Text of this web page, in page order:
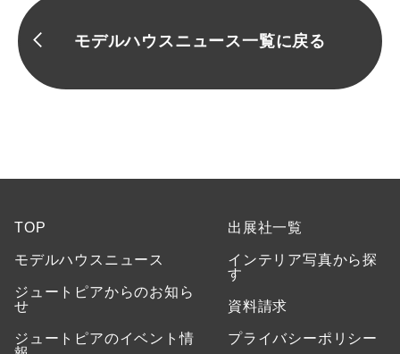
モデルハウスニュース一覧に戻る
TOP
モデルハウスニュース
ジュートピアからのお知ら
せ
ジュートピアのイベント情
出展社一覧
インテリア写真から探
す
資料請求
プライバシーポリシー